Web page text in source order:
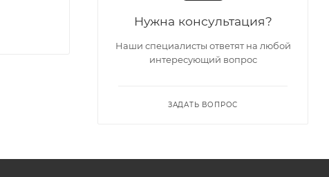
Нужна консультация?
Наши специалисты ответят на любой
интересующий вопрос
ЗАДАТЬ ВОПРОС